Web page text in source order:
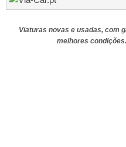
Viaturas novas e usadas, com
melhores condições.